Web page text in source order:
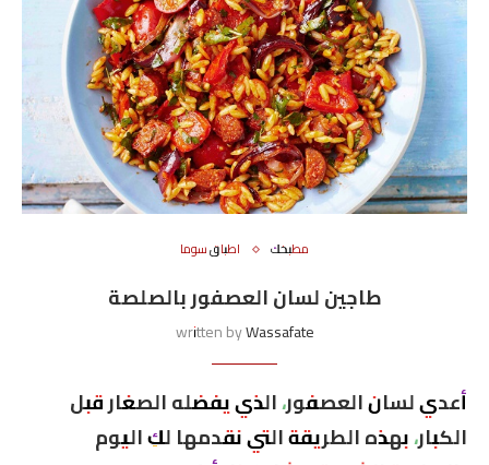
مطبخك اطباق سوما
طاجين لسان العصفور بالصلصة
written byWassafate
أعدي لسان العصفور، الذي يفضله الصغار قبل
الكبار، بهذه الطريقة التي نقدمها لكِ اليوم